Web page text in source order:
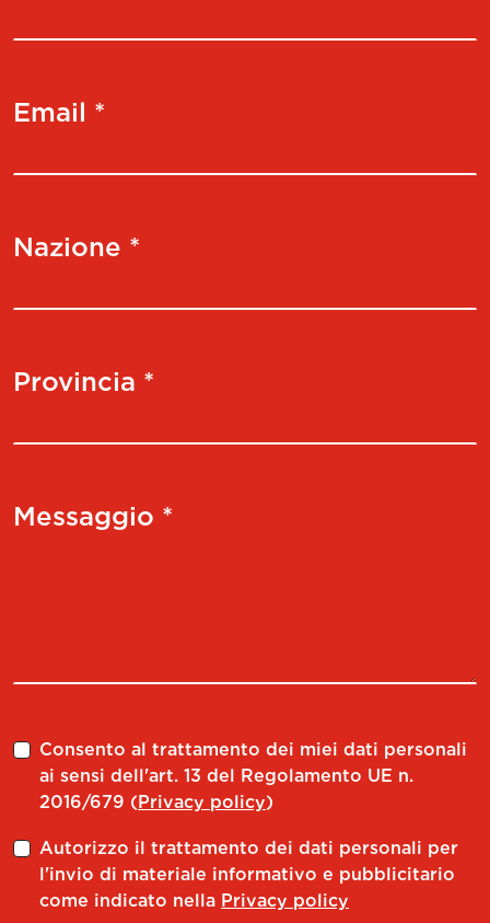
Email *
Nazione *
Provincia *
Messaggio *
Consento al trattamento dei miei dati personali
ai sensi dell'art. 13 del Regolamento UE n.
2016/679 (Privacy policy)
Autorizzo il trattamento dei dati personali per
l'invio di materiale informativo e pubblicitario
come indicato nella Privacy policy